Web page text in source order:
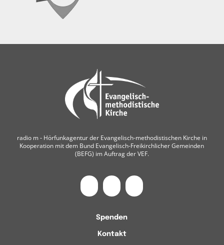
radio m ‐ Hörfunkagentur der Evangelisch-methodistischen Kirche in
Kooperation mit dem Bund Evangelisch-Freikirchlicher Gemeinden
(BEFG) im Auftrag der VEF.
Spenden
Kontakt